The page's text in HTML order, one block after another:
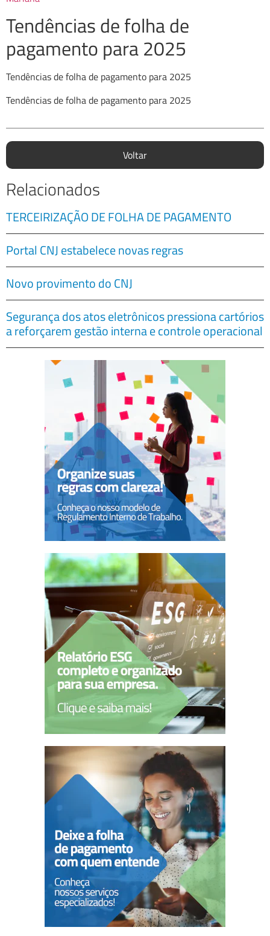
Tendências de folha de
pagamento para 2025
Tendências de folha de pagamento para 2025
Tendências de folha de pagamento para 2025
Voltar
Relacionados
TERCEIRIZAÇÃO DE FOLHA DE PAGAMENTO
Portal CNJ estabelece novas regras
Novo provimento do CNJ
Segurança dos atos eletrônicos pressiona cartórios
a reforçarem gestão interna e controle operacional